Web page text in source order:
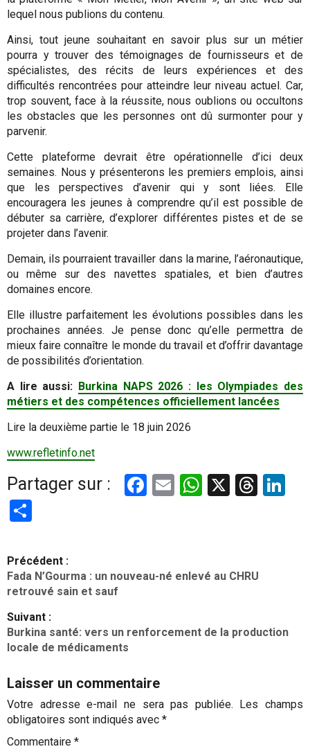
lequel nous publions du contenu.
Ainsi, tout jeune souhaitant en savoir plus sur un métier
pourra y trouver des témoignages de fournisseurs et de
spécialistes, des récits de leurs expériences et des
difficultés rencontrées pour atteindre leur niveau actuel. Car,
trop souvent, face à la réussite, nous oublions ou occultons
les obstacles que les personnes ont dû surmonter pour y
parvenir.
Cette plateforme devrait être opérationnelle d’ici deux
semaines. Nous y présenterons les premiers emplois, ainsi
que les perspectives d’avenir qui y sont liées. Elle
encouragera les jeunes à comprendre qu’il est possible de
débuter sa carrière, d’explorer différentes pistes et de se
projeter dans l’avenir.
Demain, ils pourraient travailler dans la marine, l’aéronautique,
ou même sur des navettes spatiales, et bien d’autres
domaines encore.
Elle illustre parfaitement les évolutions possibles dans les
prochaines années. Je pense donc qu’elle permettra de
mieux faire connaître le monde du travail et d’offrir davantage
de possibilités d’orientation.
A lire aussi: Burkina NAPS 2026 : les Olympiades des
métiers et des compétences officiellement lancées
Lire la deuxième partie le 18 juin 2026
www.refletinfo.net
Partager sur : Facebook
EmailWhatsApp
X
N
a
v
i
g
a
t
i
o
n
Précédent :
Fada N’Gourma : un nouveau-né enlevé au CHRU
retrouvé sain et sauf
Suivant :
Burkina santé: vers un renforcement de la production
locale de médicaments
Laisser un commentaire
Votre adresse e-mail ne sera pas publiée. Les champs
obligatoires sont indiqués avec *
Commentaire *